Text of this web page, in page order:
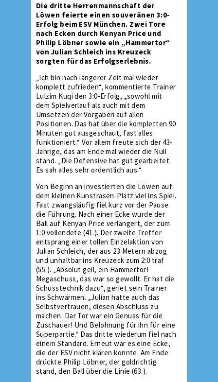
Die dritte Herrenmannschaft der
Löwen feierte einen souveränen 3:0-
Erfolg beim ESV München. Zwei Tore
nach Ecken durch Kenyan Price und
Philip Löbner sowie ein „Hammertor“
von Julian Schleich ins Kreuzeck
sorgten für das Erfolgserlebnis.
„Ich bin nach längerer Zeit mal wieder
komplett zufrieden“, kommentierte Trainer
Lulzim Kuqi den 3:0-Erfolg, „sowohl mit
dem Spielverlauf als auch mit dem
Umsetzen der Vorgaben auf allen
Positionen. Das hat über die kompletten 90
Minuten gut ausgeschaut, fast alles
funktioniert.“ Vor allem freute sich der 43-
Jährige, das am Ende mal wieder die Null
stand. „Die Defensive hat gut gearbeitet.
Es sah alles sehr ordentlich aus.“
Von Beginn an investierten die Löwen auf
dem kleinen Kunstrasen-Platz viel ins Spiel.
Fast zwangsläufig fiel kurz vor der Pause
die Führung. Nach einer Ecke wurde der
Ball auf Kenyan Price verlängert, der zum
1:0 vollendete (41.). Der zweite Treffer
entsprang einer tollen Einzelaktion von
Julian Schleich, der aus 23 Metern abzog
und unhaltbar ins Kreuzeck zum 2:0 traf
(55.). „Absolut geil, ein Hammertor!
Megaschuss, das war so gewollt. Er hat die
Schusstechnik dazu“, geriet sein Trainer
ins Schwärmen. „Julian hatte auch das
Selbstvertrauen, diesen Abschluss zu
machen. Dar Tor war ein Genuss für die
Zuschauer! Und Belohnung für ihn für eine
Superpartie.“ Das dritte wiederum fiel nach
einem Standard. Erneut war es eine Ecke,
die der ESV nicht klären konnte. Am Ende
drückte Philip Löbner, der goldrichtig
stand, den Ball über die Linie (63.).